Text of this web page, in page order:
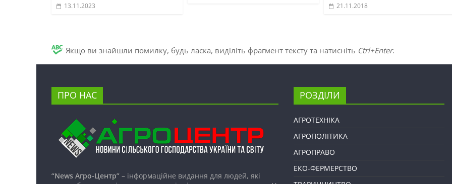
13.11.2023 21.11.2018
Якщо ви знайшли помилку, будь ласка, виділіть фрагмент тексту та натисніть Ctrl+Enter.
ПРО НАС
“News Агро-Центр” – інформаційне видання для людей, які
РОЗДІЛИ
АГРОТЕХНІКА
АГРОПОЛІТИКА
АГРОПРАВО
ЕКО-ФЕРМЕРСТВО